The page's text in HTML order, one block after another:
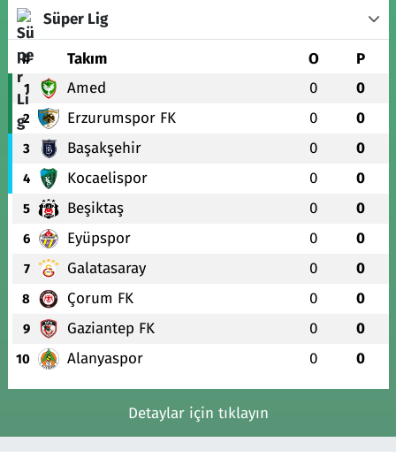
Süper Lig
# Takım O P
1 Amed 0 0
2 Erzurumspor FK 0 0
3 Başakşehir 0 0
4 Kocaelispor 0 0
5 Beşiktaş 0 0
6 Eyüpspor 0 0
7 Galatasaray 0 0
8 Çorum FK 0 0
9 Gaziantep FK 0 0
10 Alanyaspor 0 0
Detaylar için tıklayın